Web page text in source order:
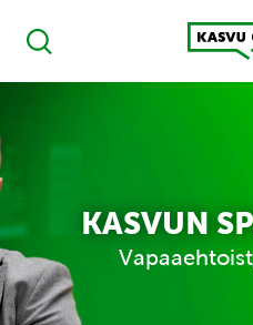
Haku
Kasvu Open
KASVUN